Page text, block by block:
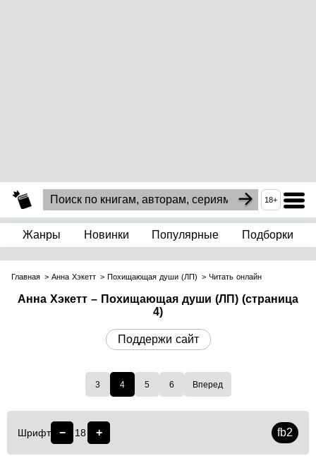
18+
Жанры Новинки Популярные Подборки
Главная Анна Хэкетт Похищающая души (ЛП) Читать онлайн
Анна Хэкетт – Похищающая души (ЛП) (страница
4)
Поддержи сайт
3 4 5 6 Вперед
Шрифт − 18 + fb2